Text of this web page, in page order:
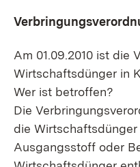
Am 01.09.2010 ist die
Wirtschaftsdünger in
Wer ist betroffen?
Die
die
Ausgangsstoff oder